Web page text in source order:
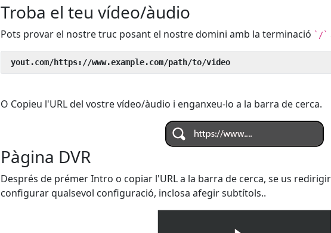
Troba el teu vídeo/àudio
Pots provar el nostre truc posant el nostre domini amb la terminació `/`
yout.com/https://www.example.com/path/to/video
O Copieu l'URL del vostre vídeo/àudio i enganxeu-lo a la barra de cerca.
Pàgina DVR
Després de prémer Intro o copiar l'URL a la barra de cerca, se us
configurar qualsevol configuració, inclosa afegir subtítols..